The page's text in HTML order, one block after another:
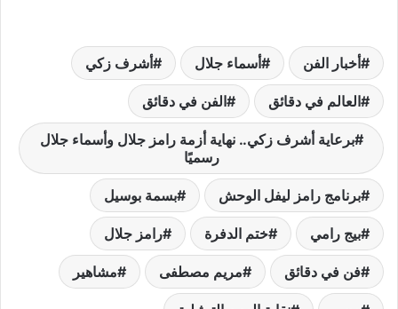
أخبار الفن أسماء جلال أشرف زكي
العالم في دقائق الفن في دقائق
برعاية أشرف زكي.. نهاية أزمة رامز جلال وأسماء جلال
رسميًا
برنامج رامز ليفل الوحش بسمة بوسيل
بيج رامي ختم الدفرة رامز جلال
فن في دقائق مريم مصطفى مشاهير